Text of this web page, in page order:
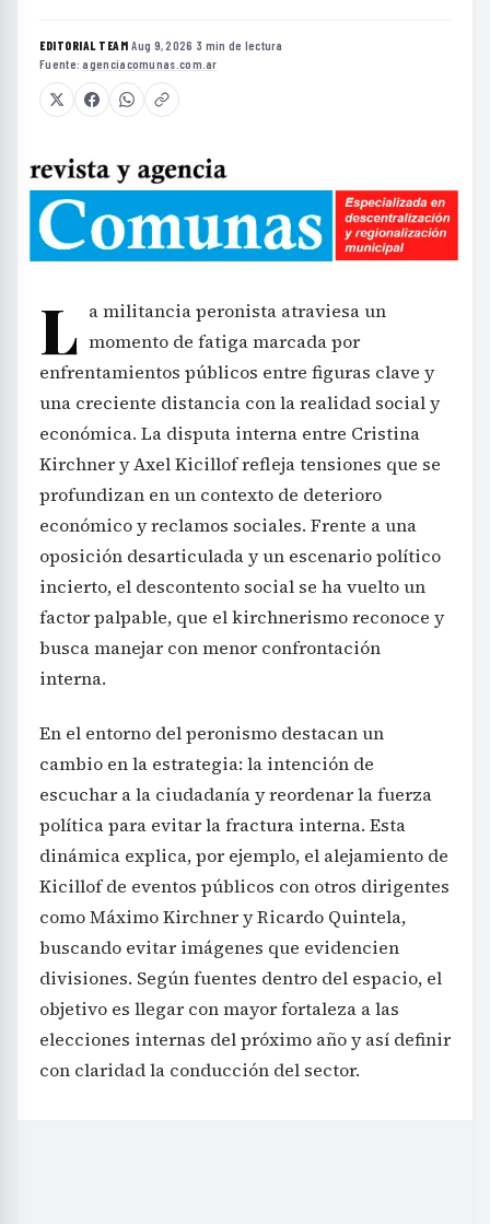
EDITORIAL TEAM·Aug 9, 2026 ·3 min de lectura ·
Fuente:agenciacomunas.com.ar
L a militancia peronista atraviesa un
momento de fatiga marcada por
enfrentamientos públicos entre figuras clave y
una creciente distancia con la realidad social y
económica. La disputa interna entre Cristina
Kirchner y Axel Kicillof refleja tensiones que se
profundizan en un contexto de deterioro
económico y reclamos sociales. Frente a una
oposición desarticulada y un escenario político
incierto, el descontento social se ha vuelto un
factor palpable, que el kirchnerismo reconoce y
busca manejar con menor confrontación
interna.
En el entorno del peronismo destacan un
cambio en la estrategia: la intención de
escuchar a la ciudadanía y reordenar la fuerza
política para evitar la fractura interna. Esta
dinámica explica, por ejemplo, el alejamiento de
Kicillof de eventos públicos con otros dirigentes
como Máximo Kirchner y Ricardo Quintela,
buscando evitar imágenes que evidencien
divisiones. Según fuentes dentro del espacio, el
objetivo es llegar con mayor fortaleza a las
elecciones internas del próximo año y así definir
con claridad la conducción del sector.